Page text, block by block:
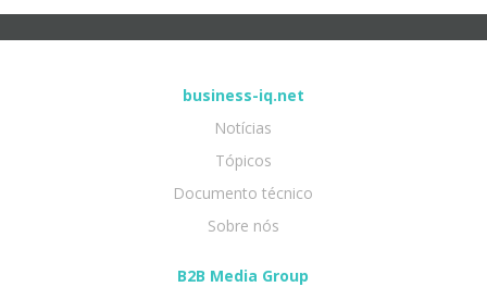
business-iq.net
Notícias
Tópicos
Documento técnico
Sobre nós
B2B Media Group